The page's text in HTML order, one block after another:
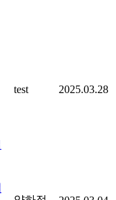
test 2025.03.28